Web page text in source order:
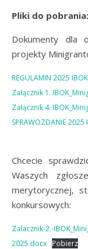
Pliki do pobrania:
Dokumenty dla
projekty
REGULAMIN 2025
Załącznik 1.
Załącznik 4.
SPRAWOZDANIE
Chcecie
Waszych
merytorycznej,
konkursowych:
Zalacznik-2.-
2025.docx Pobierz